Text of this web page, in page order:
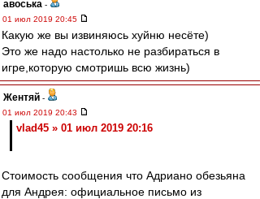
авоська -
01 июл 2019 20:45
Какую же вы извиняюсь хуйню несёте)
Это же надо настолько не разбираться в
игре,которую смотришь всю жизнь)
Жентяй -
01 июл 2019 20:43
vlad45 » 01 июл 2019 20:16
Стоимость сообщения что Адриано обезьяна
для Андрея: официальное письмо из